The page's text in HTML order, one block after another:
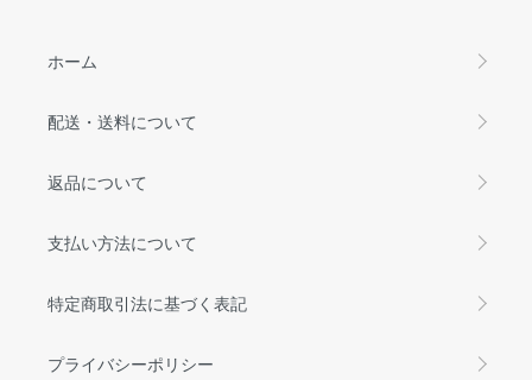
ホーム
配送・送料について
返品について
支払い方法について
特定商取引法に基づく表記
プライバシーポリシー